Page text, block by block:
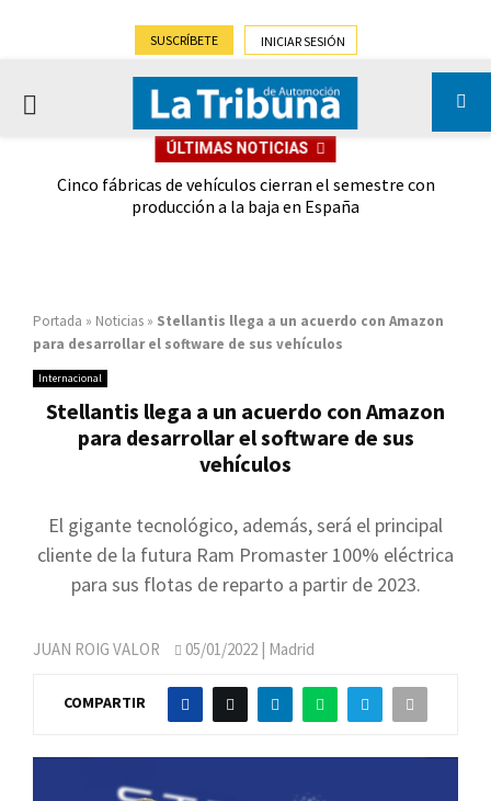
SUSCRÍBETE INICIAR SESIÓN
PRIMARY
ÚLTIMAS NOTICIAS
Cinco fábricas de vehículos cierran el semestre con
producción a la baja en España
Portada » Noticias » Stellantis llega a un acuerdo con Amazon
para desarrollar el software de sus vehículos
Internacional
Stellantis llega a un acuerdo con Amazon
para desarrollar el software de sus
vehículos
El gigante tecnológico, además, será el principal
cliente de la futura Ram Promaster 100% eléctrica
para sus flotas de reparto a partir de 2023.
JUAN ROIG VALOR 05/01/2022 | Madrid
COMPARTIR